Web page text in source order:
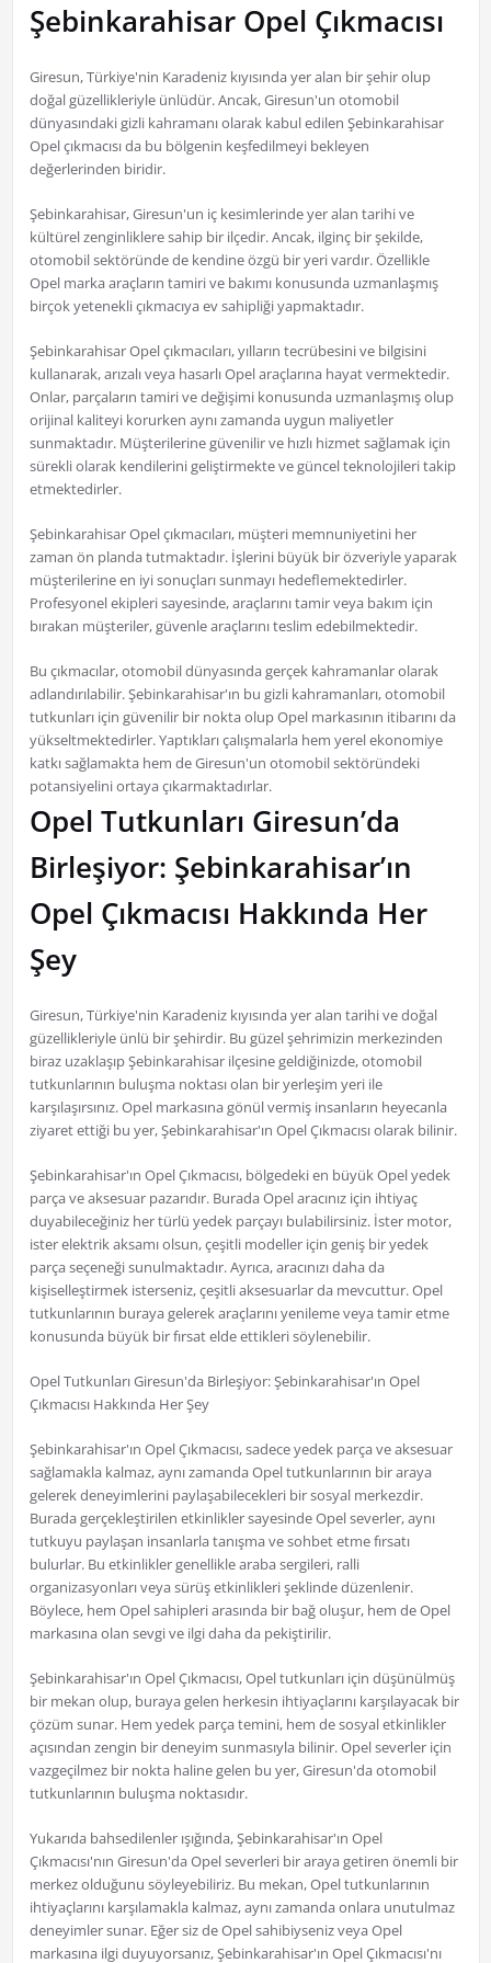
Şebinkarahisar Opel Çıkmacısı
Giresun, Türkiye'nin Karadeniz kıyısında yer alan bir şehir olup
doğal güzellikleriyle ünlüdür. Ancak, Giresun'un otomobil
dünyasındaki gizli kahramanı olarak kabul edilen Şebinkarahisar
Opel çıkmacısı da bu bölgenin keşfedilmeyi bekleyen
değerlerinden biridir.
Şebinkarahisar, Giresun'un iç kesimlerinde yer alan tarihi ve
kültürel zenginliklere sahip bir ilçedir. Ancak, ilginç bir şekilde,
otomobil sektöründe de kendine özgü bir yeri vardır. Özellikle
Opel marka araçların tamiri ve bakımı konusunda uzmanlaşmış
birçok yetenekli çıkmacıya ev sahipliği yapmaktadır.
Şebinkarahisar Opel çıkmacıları, yılların tecrübesini ve bilgisini
kullanarak, arızalı veya hasarlı Opel araçlarına hayat vermektedir.
Onlar, parçaların tamiri ve değişimi konusunda uzmanlaşmış olup
orijinal kaliteyi korurken aynı zamanda uygun maliyetler
sunmaktadır. Müşterilerine güvenilir ve hızlı hizmet sağlamak için
sürekli olarak kendilerini geliştirmekte ve güncel teknolojileri takip
etmektedirler.
Şebinkarahisar Opel çıkmacıları, müşteri memnuniyetini her
zaman ön planda tutmaktadır. İşlerini büyük bir özveriyle yaparak
müşterilerine en iyi sonuçları sunmayı hedeflemektedirler.
Profesyonel ekipleri sayesinde, araçlarını tamir veya bakım için
bırakan müşteriler, güvenle araçlarını teslim edebilmektedir.
Bu çıkmacılar, otomobil dünyasında gerçek kahramanlar olarak
adlandırılabilir. Şebinkarahisar'ın bu gizli kahramanları, otomobil
tutkunları için güvenilir bir nokta olup Opel markasının itibarını da
yükseltmektedirler. Yaptıkları çalışmalarla hem yerel ekonomiye
katkı sağlamakta hem de Giresun'un otomobil sektöründeki
potansiyelini ortaya çıkarmaktadırlar.
Opel Tutkunları Giresun’da
Birleşiyor: Şebinkarahisar’ın
Opel Çıkmacısı Hakkında Her
Şey
Giresun, Türkiye'nin Karadeniz kıyısında yer alan tarihi ve doğal
güzellikleriyle ünlü bir şehirdir. Bu güzel şehrimizin merkezinden
biraz uzaklaşıp Şebinkarahisar ilçesine geldiğinizde, otomobil
tutkunlarının buluşma noktası olan bir yerleşim yeri ile
karşılaşırsınız. Opel markasına gönül vermiş insanların heyecanla
ziyaret ettiği bu yer, Şebinkarahisar'ın Opel Çıkmacısı olarak bilinir.
Şebinkarahisar'ın Opel Çıkmacısı, bölgedeki en büyük Opel yedek
parça ve aksesuar pazarıdır. Burada Opel aracınız için ihtiyaç
duyabileceğiniz her türlü yedek parçayı bulabilirsiniz. İster motor,
ister elektrik aksamı olsun, çeşitli modeller için geniş bir yedek
parça seçeneği sunulmaktadır. Ayrıca, aracınızı daha da
kişiselleştirmek isterseniz, çeşitli aksesuarlar da mevcuttur. Opel
tutkunlarının buraya gelerek araçlarını yenileme veya tamir etme
konusunda büyük bir fırsat elde ettikleri söylenebilir.
Opel Tutkunları Giresun'da Birleşiyor: Şebinkarahisar'ın Opel
Çıkmacısı Hakkında Her Şey
Şebinkarahisar'ın Opel Çıkmacısı, sadece yedek parça ve aksesuar
sağlamakla kalmaz, aynı zamanda Opel tutkunlarının bir araya
gelerek deneyimlerini paylaşabilecekleri bir sosyal merkezdir.
Burada gerçekleştirilen etkinlikler sayesinde Opel severler, aynı
tutkuyu paylaşan insanlarla tanışma ve sohbet etme fırsatı
bulurlar. Bu etkinlikler genellikle araba sergileri, ralli
organizasyonları veya sürüş etkinlikleri şeklinde düzenlenir.
Böylece, hem Opel sahipleri arasında bir bağ oluşur, hem de Opel
markasına olan sevgi ve ilgi daha da pekiştirilir.
Şebinkarahisar'ın Opel Çıkmacısı, Opel tutkunları için düşünülmüş
bir mekan olup, buraya gelen herkesin ihtiyaçlarını karşılayacak bir
çözüm sunar. Hem yedek parça temini, hem de sosyal etkinlikler
açısından zengin bir deneyim sunmasıyla bilinir. Opel severler için
vazgeçilmez bir nokta haline gelen bu yer, Giresun'da otomobil
tutkunlarının buluşma noktasıdır.
Yukarıda bahsedilenler ışığında, Şebinkarahisar'ın Opel
Çıkmacısı'nın Giresun'da Opel severleri bir araya getiren önemli bir
merkez olduğunu söyleyebiliriz. Bu mekan, Opel tutkunlarının
ihtiyaçlarını karşılamakla kalmaz, aynı zamanda onlara unutulmaz
deneyimler sunar. Eğer siz de Opel sahibiyseniz veya Opel
markasına ilgi duyuyorsanız, Şebinkarahisar'ın Opel Çıkmacısı'nı